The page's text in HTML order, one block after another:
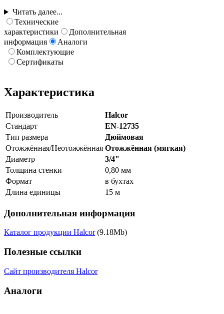
Читать далее...
Технические
характеристики
Дополнительная
информация
Аналоги
Комплектующие
Сертификаты
Характеристика
Производитель
Halcor
Стандарт
EN-12735
Тип размера
Дюймовая
Отожжённая/Неотожжённая Отожжённая (мягкая)
Диаметр
3/4"
Толщина стенки
0,80 мм
Формат
в бухтах
Длина единицы
15 м
Дополнительная информация
Каталог продукции Halcor(9.18Mb)
Полезные ссылки
Сайт производителя Halcor
Аналоги